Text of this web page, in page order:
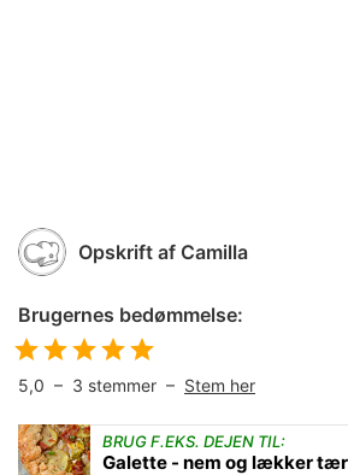
Opskrift af Camilla
Brugernes bedømmelse:
5,0 – 3 stemmer – Stem her
BRUG F.EKS. DEJEN TIL:
Galette - nem og lækker